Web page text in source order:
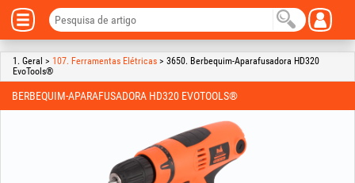
1. Geral > 107. Ferramentas Elétricas > 3650. Berbequim-Aparafusadora HD320
EvoTools®
BERBEQUIM-APARAFUSADORA HD320 EVOTOOLS®